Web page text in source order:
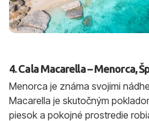
4. Cala Macarella – Menorca,
Menorca je známa svojimi
Macarella je skutočným
piesok a pokojné prostredie